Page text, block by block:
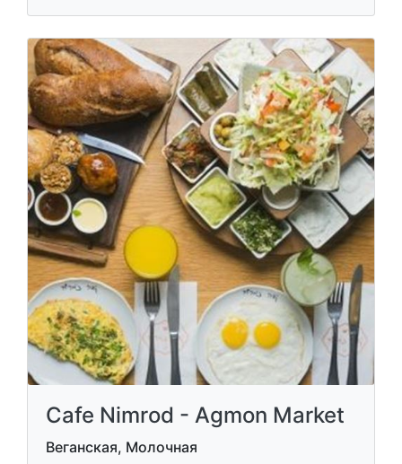
Cafe Nimrod - Agmon Market
Веганская, Молочная